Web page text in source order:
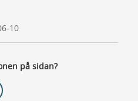
10
på sidan?